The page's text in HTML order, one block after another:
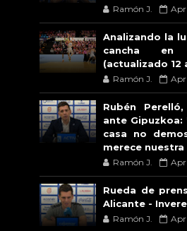
Ramón J. Apr
Analizando la
cancha en
(actualizado 12
Ramón J. Apr
Rubén
ante Gipuzkoa:
casa no
merece nuestra
Ramón J. Apr
Rueda de
Alicante -
Ramón J. Apr